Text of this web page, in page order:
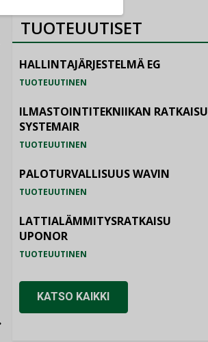
TUOTEUUTISET
HALLINTAJÄRJESTELMÄ EG
TUOTEUUTINEN
ILMASTOINTITEKNIIKAN RATKAISU
SYSTEMAIR
TUOTEUUTINEN
PALOTURVALLISUUS WAVIN
TUOTEUUTINEN
LATTIALÄMMITYSRATKAISU
UPONOR
TUOTEUUTINEN
KATSO KAIKKI